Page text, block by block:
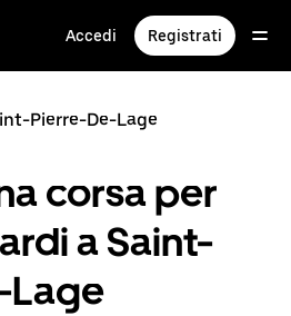
Accedi Registrati
Pierre-De-Lage
corsa per
a Saint-
Lage